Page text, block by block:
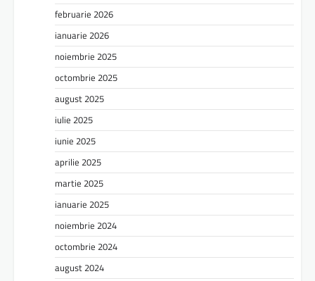
februarie 2026
ianuarie 2026
noiembrie 2025
octombrie 2025
august 2025
iulie 2025
iunie 2025
aprilie 2025
martie 2025
ianuarie 2025
noiembrie 2024
octombrie 2024
august 2024